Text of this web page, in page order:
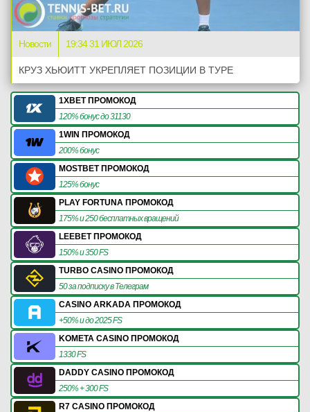
Новости 19:34 31 ИЮЛ 2026
КРУЗ ХЬЮИТТ УКРЕПЛЯЕТ ПОЗИЦИИ В ТУРЕ
1XBET ПРОМОКОД
120% бонус до 31130
1WIN ПРОМОКОД
200% бонус
MOSTBET ПРОМОКОД
125% бонус
PLAY FORTUNA ПРОМОКОД
175% и 250 бесплатных вращений
LEEBET ПРОМОКОД
150% и 350 FS
TURBO CASINO ПРОМОКОД
50 за подписку в Телеграм
CASINO ARKADA ПРОМОКОД
+50% и до 2025 FS
KOMETA CASINO ПРОМОКОД
1330 FS
DADDY CASINO ПРОМОКОД
250% + 300 FS
R7 CASINO ПРОМОКОД